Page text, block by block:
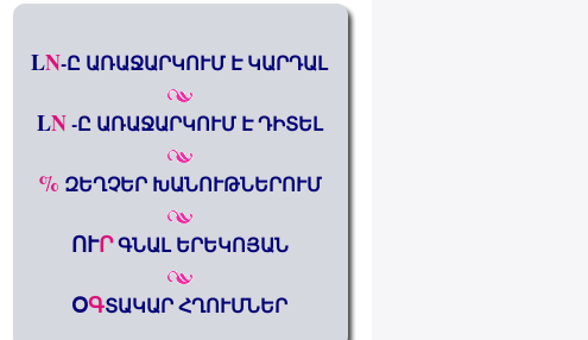
LN-Ը ԱՌԱՋԱՐԿՈՒՄ Է ԿԱՐԴԱԼ
LN-Ը ԱՌԱՋԱՐԿՈՒՄ Է ԴԻՏԵԼ
% ԶԵՂՉԵՐ ԽԱՆՈՒԹՆԵՐՈՒՄ
ՈՒՐԳՆԱԼ ԵՐԵԿՈՅԱՆ
ՕԳՏԱԿԱՐ ՀՂՈՒՄՆԵՐ